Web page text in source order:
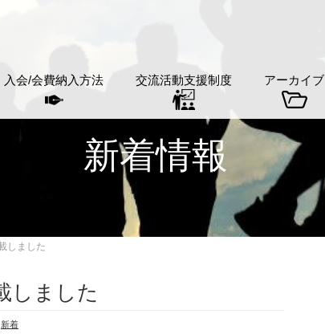
入会/会費納入方法 交流活動支援制度 アーカイブ
新着情報
しました
しました
新着